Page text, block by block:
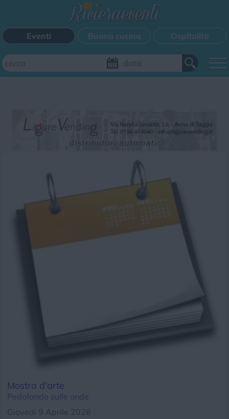
Eventi Buona cucina Ospitalità
FILTRI EVENTI
CATEGORIE EVENTI
Bimbi Cinema Corsi
SpettacoloSport
Mostra d'arte
Pedalando sulle onde
Giovedi 9 Aprile 2026